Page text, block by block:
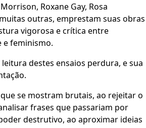
Roxane Gay, Rosa
outras, emprestam suas obras
vigorosa e crítica entre
e feminismo.
destes ensaios perdura, e sua
se mostram brutais, ao rejeitar o
frases que passariam por
destrutivo, ao aproximar ideias